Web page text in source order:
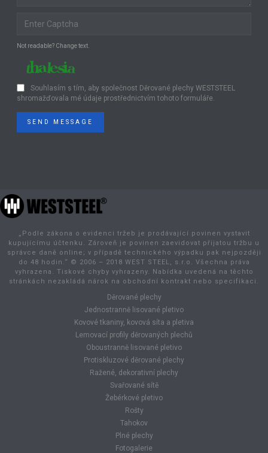
Not readable? Change text.
Souhlasím s tím, aby společnost Děrované plechy WESTSTEEL
shromažďovala mé údaje prostřednictvím tohoto formuláře.
SEND MESSAGE
„Podle zákona o evidenci tržeb je prodávající povinen vystavit
kupujícímu účtenku. Zároveň je povinen zaevidovat přijatou tržbu u
správce daně online; v případě technického výpadku pak nejpozději
do 48 hodin.“ © 2006 – 2018 WEST STEEL, s.r.o. Všechna práva
vyhrazena. Tiskové chyby vyhrazeny. Nabídka uvedená na těchto
stránkách nezakládá nárok na obchodní kontrakt nebo specifikaci.
Děrované plechy
Jednostranně lisované pletivo
Kovové tkaniny, kovová síta a pletiva
Lemovací profily děrovaných plechů
Oboustranně lisované pletivo
Protiskluzové děrované plechy
Ražené, dekorativní plechy
Svařované sítě
Žebérkové pletivo
Rošty
Tahokov
Plné plechy
Fotogalerie